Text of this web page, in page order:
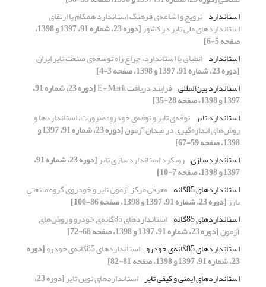
استاندارد ترویج و اشاعه‌ی فرهنگ استاندارد همگام با ارتقای
استانداردهای ملی تایر در کشور [دوره 23، شماره 91، 1397 و 1398،
صفحه 5-6]
استاندارد انطباق با استاندارد، چراغ راه توسعه‌ی صنعت تایر ایران
[دوره 23، شماره 91، 1397 و 1398، صفحه 3-4]
استاندارد بین‌المللی فرایند دریافت E- Mark [دوره 23، شماره 91،
1397 و 1398، صفحه 28-35]
استاندارد تایر نوفه‌ی تایر و نوفه‌ی خودرو؛ ضرورت، استانداردها و
روش‌های اندازه‌گیری در میدان آزمون [دوره 23، شماره 91، 1397 و
1398، صفحه 59-67]
استانداردسازی رویکرد استانداردسازی تایر [دوره 23، شماره 91،
1397 و 1398، صفحه 7-10]
استانداردهای 85‌گانه
معرفی مرکز آزمون تایر و خودروی گروه صنعتی
بارز[دوره 23، شماره 91، 1397 و 1398، صفحه 86-100]
استانداردهای 85گانه
استانداردهای 85گانه‌ی خودرو و روش‌های
آزمون[دوره 23، شماره 91، 1397 و 1398، صفحه 68-72]
استانداردهای 85‌گانه‌ی خودرو
استانداردهای 85‌گانه‌ی خودرو [دوره
23، شماره 91، 1397 و 1398، صفحه 81-82]
استانداردهای ایمنی و کیفی تایر استانداردهای نوین تایر [دوره 23،